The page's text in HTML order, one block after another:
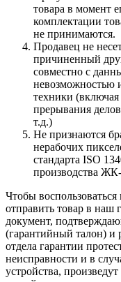
товара в момент
комплектации
не принимаются.
Продавец не
причиненный
совместно с
невозможностью
техники
прерывания
т.д.)
Не признаются
нерабочих
стандарта ISO
производства
Чтобы
отправить товар в наш
документ,
(гарантийный талон)
отдела гарантии
неисправности и в
устройства,